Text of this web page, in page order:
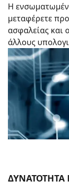
Η
μεταφέρετε
ασφαλείας και
άλλους
ΔΥΝΑΤΟΤΗΤΑ